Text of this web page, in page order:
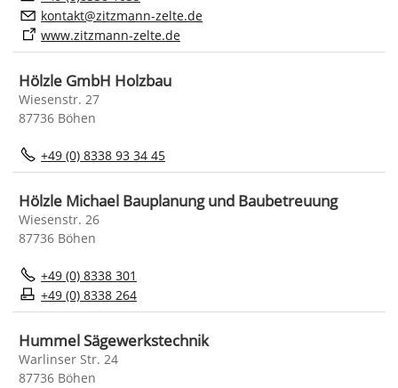
k nt kt z tzm nn-z lt
d
www.zitzmann-zelte.de
Hölzle GmbH Holzbau
Wiesenstr. 27
87736 Böhen
+49 (0) 8338 93 34 45
Hölzle Michael Bauplanung und Baubetreuung
Wiesenstr. 26
87736 Böhen
+49 (0) 8338 301
+49 (0) 8338 264
Hummel Sägewerkstechnik
Warlinser Str. 24
87736 Böhen